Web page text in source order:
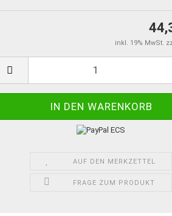
inkl. 19% MwSt.
AUF DEN MERKZETTEL
FRAGE ZUM PRODUKT